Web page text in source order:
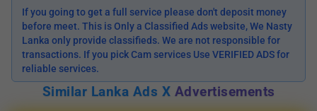
If you going to get a full service please don't deposit money
before meet. This is Only a Classified Ads website, We Nasty
Lanka only provide classifieds. We are not responsible for
transactions. If you pick Cam services Use VERIFIED ADS for
reliable services.
Similar Lanka Ads X Advertisements